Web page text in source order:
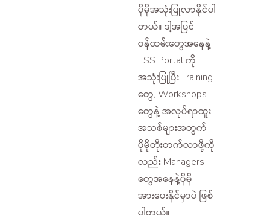
ပိုမိုအသုံးပြုလာနိုင်ပါ
တယ်။ ဒါ့အပြင်
ဝန်ထမ်းတွေအနေနဲ့
ESS Portal ကို
အသုံးပြုပြီး Training
တွေ, Workshops
တွေနဲ့ အလုပ်ရာထူး
အသစ်များအတွက်
ပိုမိုတိုးတက်လာဖို့ကို
လည်း Managers
တွေအနေနဲ့ပိုမို
အားပေးနိုင်မှာပဲ ဖြစ်